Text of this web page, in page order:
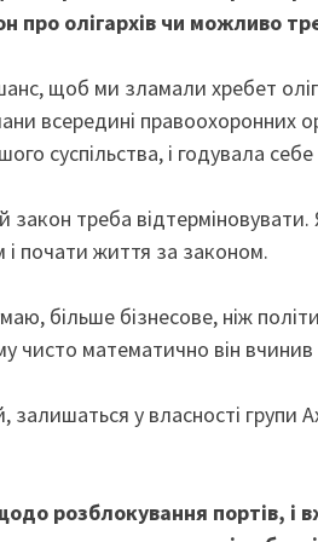
про олігархів чи можливо
щоб ми зламали хребет
всередині правоохоронних
суспільства, і годувала себе
треба
почати життя за законом.
більше бізнесове, ніж
чисто математично він вчинив
залишаться у власності
розблокування портів, і